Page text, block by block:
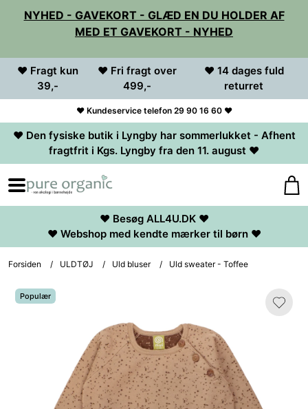
NYHED - GAVEKORT - GLÆD EN DU HOLDER AF
MED ET GAVEKORT - NYHED
♥ Fragt kun
39,-
♥ Fri fragt over
499,-
♥ 14 dages fuld
returret
♥ Kundeservice telefon 29 90 16 60 ♥
♥ Den fysiske butik i Lyngby har sommerlukket - Afhent
fragtfrit i Kgs. Lyngby fra den 11. august ♥
♥ Besøg ALL4U.DK ♥
♥ Webshop med kendte mærker til børn ♥
Forsiden / ULDTØJ / Uld bluser / Uld sweater - Toffee
Populær